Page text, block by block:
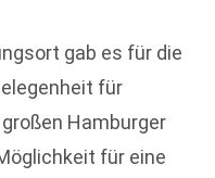
gab es für die
für
Hamburger
für eine